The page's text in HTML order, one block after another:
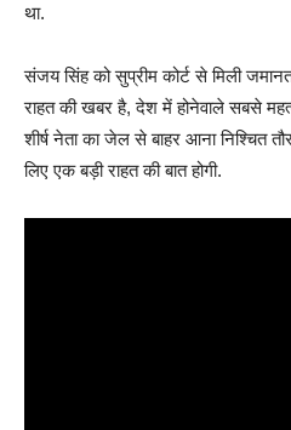
था.
संजय सिंह को सुप्रीम कोर्ट से मिली
राहत की खबर है, देश में होनेवाले सबसे
शीर्ष नेता का जेल से बाहर आना निश्चित
लिए एक बड़ी राहत की बात होगी.